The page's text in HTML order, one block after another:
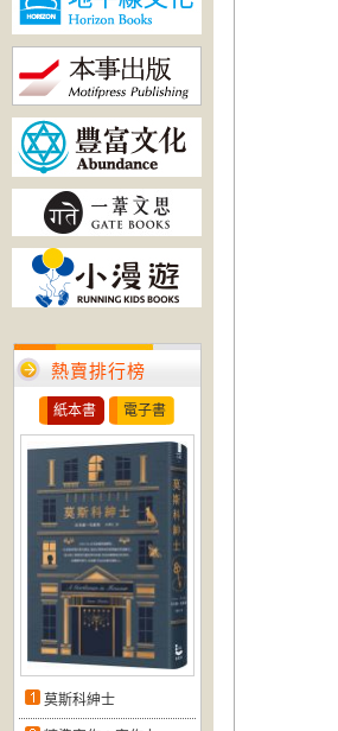
熱賣排行榜
紙本書 電子書
莫斯科紳士